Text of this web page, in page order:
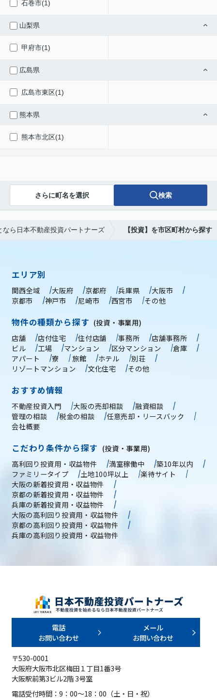
石巻市(1)
山梨県
甲府市(1)
広島県
広島市東区(1)
熊本県
熊本市北区(1)
さらに町名を選択 検索
ら日本不動産投資パートナーズ 【投資】を市区町村から探す
エリア別
関西全域 大阪府 京都府 兵庫県
大阪市
京都市
神戸市 尼崎市 西宮市 その他
物件の種類から探す (投資・事業用)
店舗
店付住宅 住付店舗 事務所
店舗事務所
ビル
工場 マンション 区分マンション
倉庫
アパート
寮 旅館 ホテル
別荘
リゾートマンション
文化住宅 その他
おすすめ情報
不動産投資入門 大阪の売却相談
融資相談
管理の相談
税金の相談
任意売却・リースバック
会社概要
こだわり条件から探す (投資・事業用)
高利回り投資用・収益物件
満室稼働中
築10年以内
ファミリータイプ
土地100坪以上
楽待サイト
大阪の新着投資用・収益物件
京都の新着投資用・収益物件
兵庫の新着投資用・収益物件
大阪の高利回り投資用・収益物件
京都の高利回り投資用・収益物件
兵庫の高利回り投資用・収益物件
電話
お問い合わせ
メール
お問い合わせ
〒530-0001
大阪府大阪市北区梅田１丁目1番3号
大阪駅前第3ビル2階 3号室
電話受付時間：9：00～18：00（土・日・祝）